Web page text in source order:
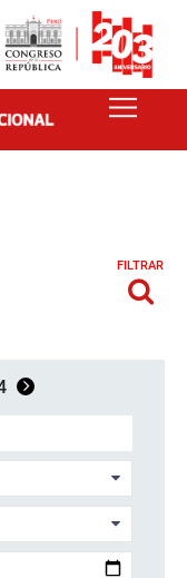
FILTRAR